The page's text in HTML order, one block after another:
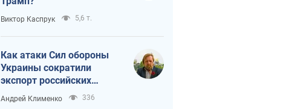
Виктор Каспрук 5,6 т.
Как атаки Сил обороны
Украины сократили
экспорт российских
нефтепродуктов
Андрей Клименко 336